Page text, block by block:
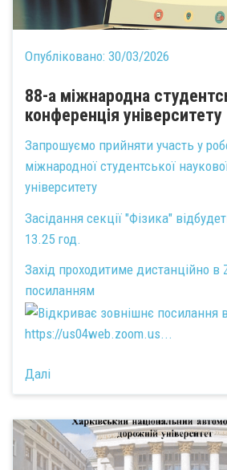
Опубліковано: 30/03/2026
88-а міжнародна
конференція університету
Запрошуємо прийняти участь у
міжнародної студентської
університету
Засідання секції "Фізика"
13.25 год.
Захід проходитиме дистанційно в
посиланням
https://us04web.zoom.us...
Далі